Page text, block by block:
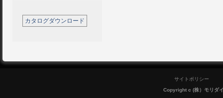
カタログダウンロード
サイトポリシー
Copyright c (株）モリダ